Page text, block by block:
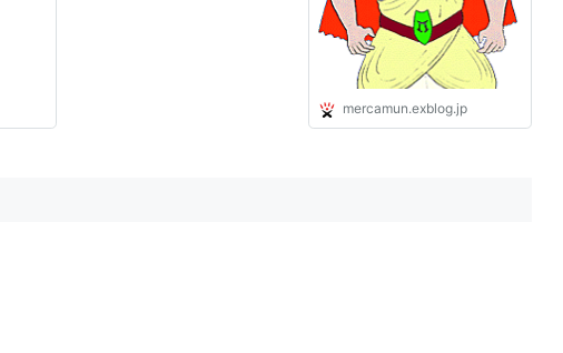
mercamun.exblog.jp